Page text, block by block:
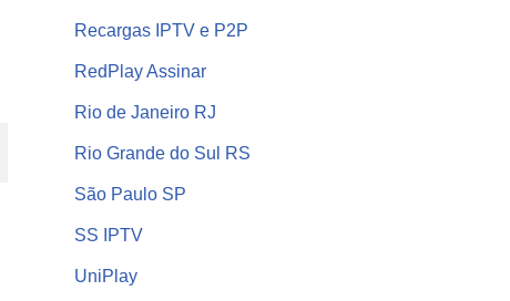
Recargas IPTV e P2P
RedPlay Assinar
Rio de Janeiro RJ
Rio Grande do Sul RS
São Paulo SP
SS IPTV
UniPlay